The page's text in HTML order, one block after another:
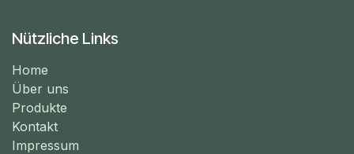
Nützliche Links
Home
Über uns
Produkte
Kontakt
Impressum